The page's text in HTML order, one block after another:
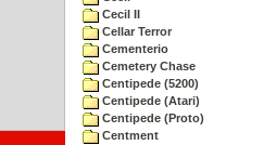
Cecil II
Cellar Terror
Cementerio
Cemetery Chase
Centipede (5200)
Centipede (Atari)
Centipede (Proto)
Centment